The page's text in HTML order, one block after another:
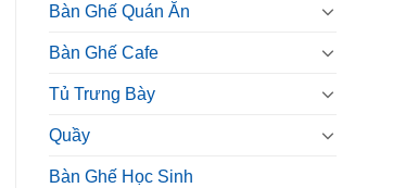
Bàn Ghế Quán Ăn
Bàn Ghế Cafe
Tủ Trưng Bày
Quầy
Bàn Ghế Học Sinh